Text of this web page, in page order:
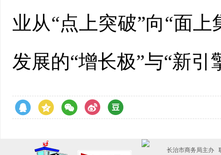
业从“点上突破”向“面
发展的“增长极”与“新
长治市商务局主办